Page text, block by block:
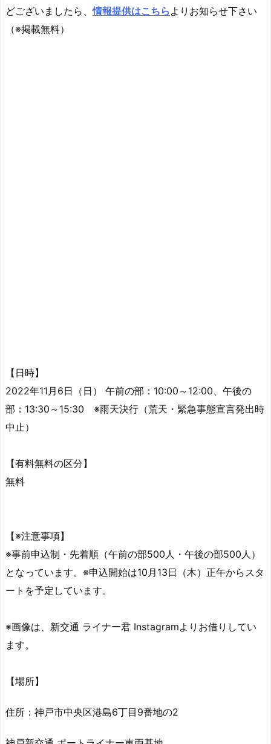
どございましたら、情報提供はこちら よりお知らせ下さい
（※掲載無料）
【日時】
2022年11月6日（日） 午前の部：10:00～12:00、午後の
部：13:30～15:30 ※雨天決行（荒天・緊急事態宣言発出時
中止）
【有料無料の区分】
無料
【※注意事項】
※事前申込制・先着順（午前の部500人・午後の部500人）
となっています。※申込開始は10月13日（木）正午からスタ
ートを予定しています。
※画像は、新交通 ライナー君 Instagramよりお借りしてい
ます。
【場所】
住所：神戸市中央区港島6丁目9番地の2